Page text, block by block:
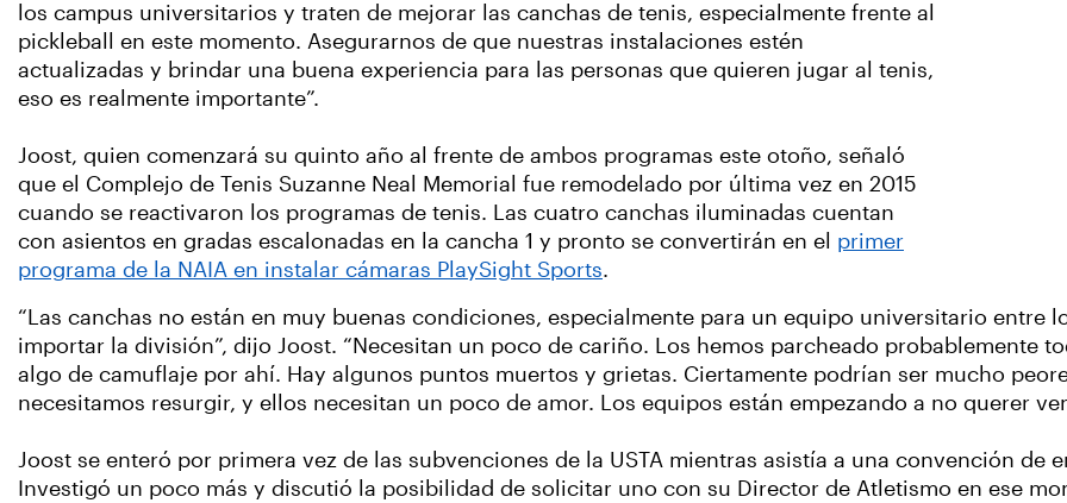
los campus universitarios y traten de mejorar las canchas de tenis, especialmente frente al
pickleball en este momento. Asegurarnos de que nuestras instalaciones estén
actualizadas y brindar una buena experiencia para las personas que quieren jugar al tenis,
eso es realmente importante”.
Joost, quien comenzará su quinto año al frente de ambos programas este otoño, señaló
que el Complejo de Tenis Suzanne Neal Memorial fue remodelado por última vez en 2015
cuando se reactivaron los programas de tenis. Las cuatro canchas iluminadas cuentan
con asientos en gradas escalonadas en la cancha 1 y pronto se convertirán en el primer
programa de la NAIA en instalar cámaras PlaySight Sports.
“Las canchas no están en muy buenas condiciones, especialmente para un equipo universitario entre
importar la división”, dijo Joost. “Necesitan un poco de cariño. Los hemos parcheado probablemente
algo de camuflaje por ahí. Hay algunos puntos muertos y grietas. Ciertamente podrían ser mucho
necesitamos resurgir, y ellos necesitan un poco de amor. Los equipos están empezando a no querer
Joost se enteró por primera vez de las subvenciones de la USTA mientras asistía a una convención de
Investigó un poco más y discutió la posibilidad de solicitar uno con su Director de Atletismo en ese